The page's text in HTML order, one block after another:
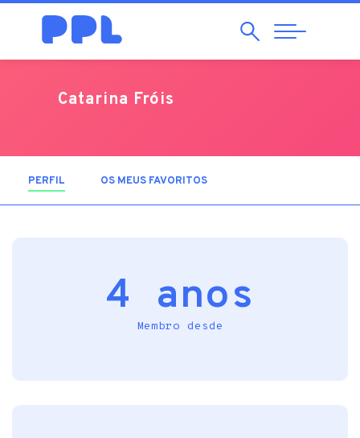
Pesquisar
Abrir
Navegação
Catarina Fróis
PERFIL (SEPARADOR ATIVO)
OS MEUS FAVORITOS
4 anos
Membro desde